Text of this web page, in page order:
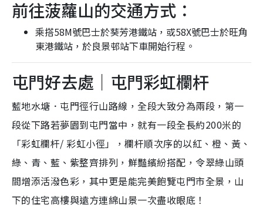
前往菠蘿山的交通方式：
乘搭58M號巴士於葵芳港鐵站，或58X號巴士於旺角
東港鐵站，於良景邨站下車開始行程。
屯門好去處｜屯門彩虹欄杆
藍地水塘．屯門徑行山路線，全段大致分為兩段，第一
段從下路若夢園到屯門當中，就有一段全長約200米的
「彩虹欄杆/ 彩虹小徑」，欄杆順次序的以紅、橙、黃、
綠、青、藍、紫整齊排列，鮮豔繽紛搭配，令翠綠山頭
間增添活潑色彩，其中更是能完美飽覽屯門市全景，山
下的住宅高樓與遠方連綿山景一次盡收眼底！